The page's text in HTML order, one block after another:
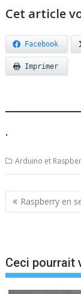
Cet article
Facebook
Imprimer
.
Arduino et
de
Raspberry en
Ceci pourrait